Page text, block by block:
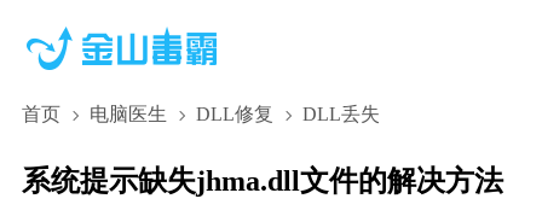
首页 电脑医生 DLL修复 DLL丢失
系统提示缺失jhma.dll文件的解决方法